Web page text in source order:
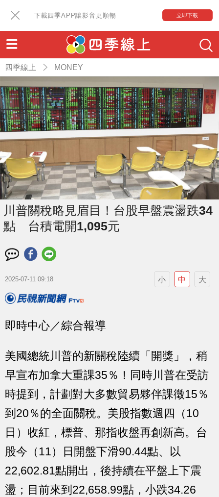
下載四季APP讓影音更順暢 立即下載
四季線上 MONEY
川普關稅略見眉目！台股早盤震盪跌34
點 台積電開1,095元
2025-07-11 09:18 小 中 大
即時中心／綜合報導
美國總統川普的新關稅陸續「開獎」，稍
早宣布加拿大重課35％！同時川普在受訪
時提到，計劃對大多數貿易夥伴課徵15％
到20％的全面關稅。美股指數週四（10
日）收紅，標普、那指收盤再創新高。台
股今（11）日開盤下滑90.44點、以
22,602.81點開出，後持續在平盤上下震
盪；目前來到22,658.99點，小跌34.26